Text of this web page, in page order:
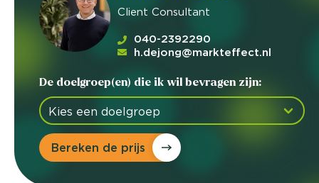
Client Consultant
040-2392290
h.dejong@markteffect.nl
De doelgroep(en) die ik wil bevragen zijn:
Bereken de prijs